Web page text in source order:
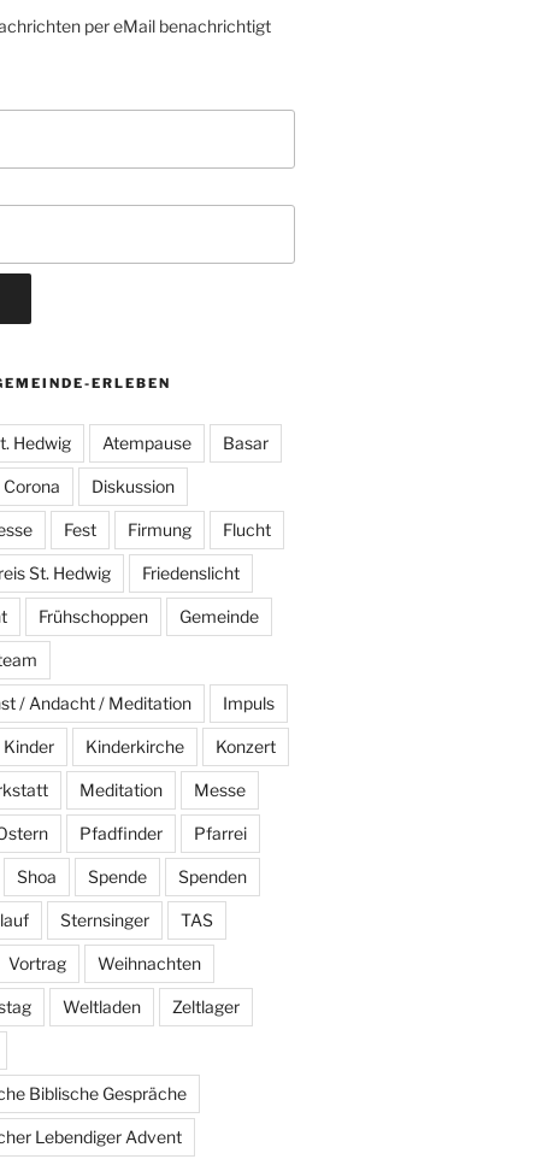
per eMail benachrichtigt
ERLEBEN
Hedwig Atempause Basar
Corona Diskussion
Fest Firmung Flucht
St. Hedwig Friedenslicht
Frühschoppen Gemeinde
/ Andacht / Meditation Impuls
Kinder Kinderkirche Konzert
Meditation Messe
Pfadfinder Pfarrei
Shoa Spende Spenden
Sternsinger TAS
Vortrag Weihnachten
Weltladen Zeltlager
Biblische Gespräche
Lebendiger Advent